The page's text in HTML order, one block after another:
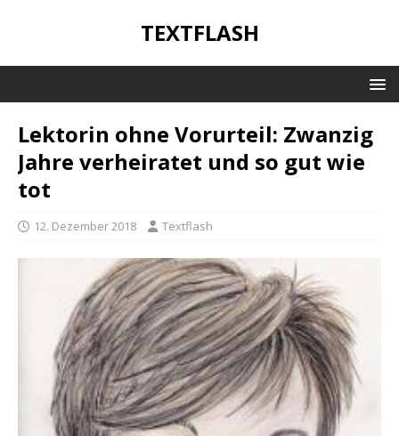
TEXTFLASH
Lektorin ohne Vorurteil: Zwanzig
Jahre verheiratet und so gut wie
tot
12. Dezember 2018 Textflash